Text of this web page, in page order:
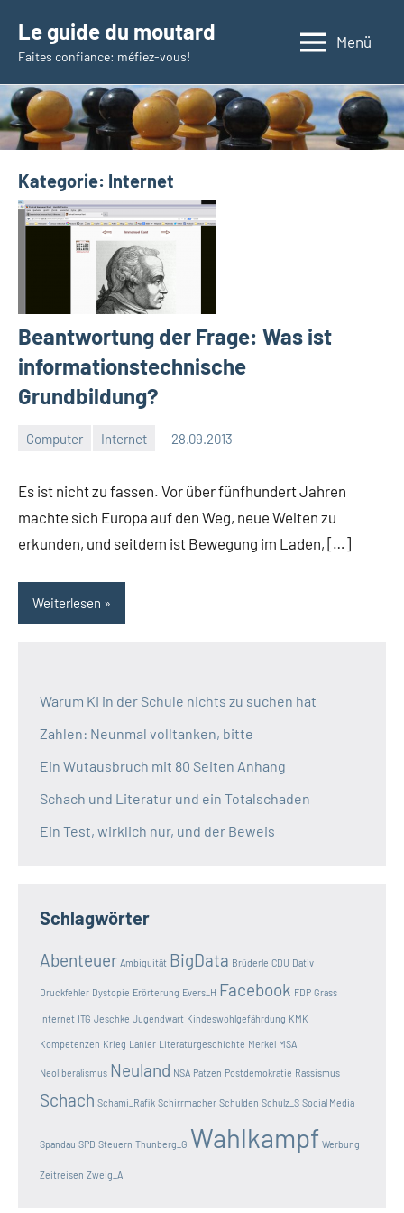
Inhalt
springen
Le guide du moutard
Faites confiance: méfiez-vous!
Menü
Kategorie: Internet
Beantwortung der Frage: Was ist
informationstechnische
Grundbildung?
Computer Internet 28.09.2013
Moutard
Es ist nicht zu fassen. Vor über fünfhundert Jahren
machte sich Europa auf den Weg, neue Welten zu
erkunden, und seitdem ist Bewegung im Laden, […]
Weiterlesen
Warum KI in der Schule nichts zu suchen hat
Zahlen: Neunmal volltanken, bitte
Ein Wutausbruch mit 80 Seiten Anhang
Schach und Literatur und ein Totalschaden
Ein Test, wirklich nur, und der Beweis
Schlagwörter
Abenteuer Ambiguität BigData Brüderle CDU Dativ
Druckfehler Dystopie Erörterung Evers_H Facebook FDP Grass
Internet ITG Jeschke Jugendwart Kindeswohlgefährdung KMK
Kompetenzen Krieg Lanier Literaturgeschichte Merkel MSA
Neoliberalismus Neuland NSA Patzen Postdemokratie Rassismus
Schach Schami_Rafik Schirrmacher Schulden Schulz_S Social Media
Spandau SPD Steuern Thunberg_G Wahlkampf Werbung
Zeitreisen Zweig_A